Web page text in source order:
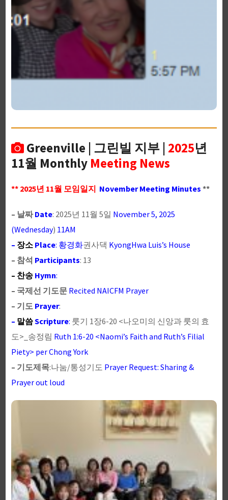
Greenville | 그린빌 지부 | 2025년
11월 Monthly Meeting News
** 2025년 11월 모임일지 November Meeting Minutes **
– 날짜Date: 2025년 11월 5일 November 5, 2025
(Wednesday) 11AM
– 장소Place: 황경화권사댁 KyongHwa Luis’s House
– 참석 Participants: 13
– 찬송Hymn:
– 국제선 기도문 Recited NAICFM Prayer
– 기도 Prayer:
– 말씀Scripture: 룻기 1장6-20 <나오미의 신앙과 룻의 효
도>_송정림 Ruth 1:6-20 <Naomi’s Faith and Ruth’s Filial
Piety> per Chong York
– 기도제목:나눔/통성기도 Prayer Request: Sharing &
Prayer out loud